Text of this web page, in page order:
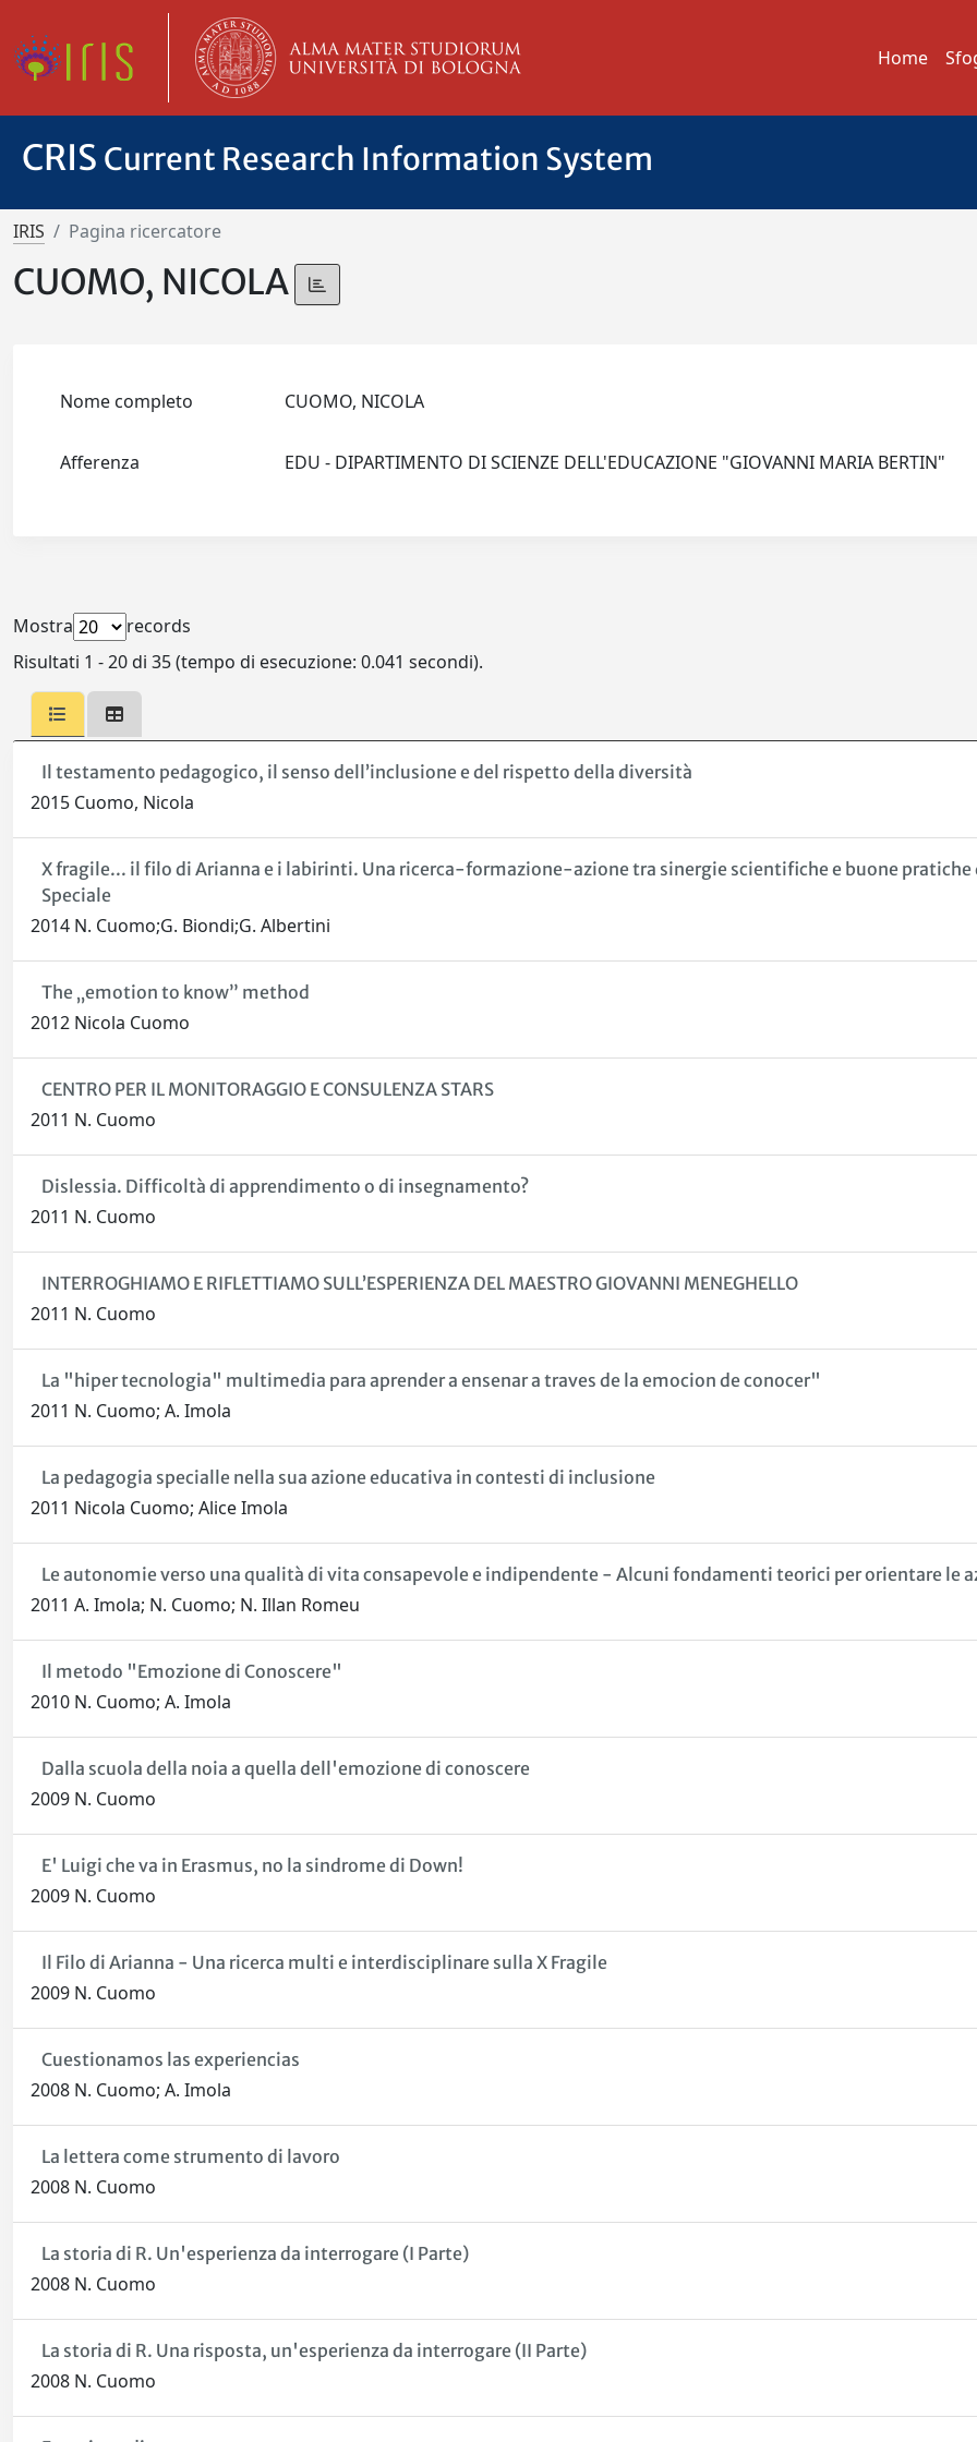
Home
CRIS Current Research Information System
IRIS Pagina ricercatore
CUOMO, NICOLA
Nome completo CUOMO, NICOLA
Afferenza EDU - DIPARTIMENTO DI SCIENZE DELL'EDUCAZIONE "GIOVANNI MARIA BERTIN"
Mostra
records
Risultati 1 - 20 di 35 (tempo di esecuzione: 0.041 secondi).
Il testamento pedagogico, il senso dell’inclusione e del rispetto della diversità
2015 Cuomo, Nicola
X fragile... il filo di Arianna e i labirinti. Una ricerca-formazione-azione tra sinergie scientifiche e buone pratiche
Speciale
2014 N. Cuomo;G. Biondi;G. Albertini
The „emotion to know” method
2012 Nicola Cuomo
CENTRO PER IL MONITORAGGIO E CONSULENZA STARS
2011 N. Cuomo
Dislessia. Difficoltà di apprendimento o di insegnamento?
2011 N. Cuomo
INTERROGHIAMO E RIFLETTIAMO SULL’ESPERIENZA DEL MAESTRO GIOVANNI MENEGHELLO
2011 N. Cuomo
La "hiper tecnologia" multimedia para aprender a ensenar a traves de la emocion de conocer"
2011 N. Cuomo; A. Imola
La pedagogia specialle nella sua azione educativa in contesti di inclusione
2011 Nicola Cuomo; Alice Imola
Le autonomie verso una qualità di vita consapevole e indipendente - Alcuni fondamenti teorici per orientare le
2011 A. Imola; N. Cuomo; N. Illan Romeu
Il metodo "Emozione di Conoscere"
2010 N. Cuomo; A. Imola
Dalla scuola della noia a quella dell'emozione di conoscere
2009 N. Cuomo
E' Luigi che va in Erasmus, no la sindrome di Down!
2009 N. Cuomo
Il Filo di Arianna - Una ricerca multi e interdisciplinare sulla X Fragile
2009 N. Cuomo
Cuestionamos las experiencias
2008 N. Cuomo; A. Imola
La lettera come strumento di lavoro
2008 N. Cuomo
La storia di R. Un'esperienza da interrogare (I Parte)
2008 N. Cuomo
La storia di R. Una risposta, un'esperienza da interrogare (II Parte)
2008 N. Cuomo